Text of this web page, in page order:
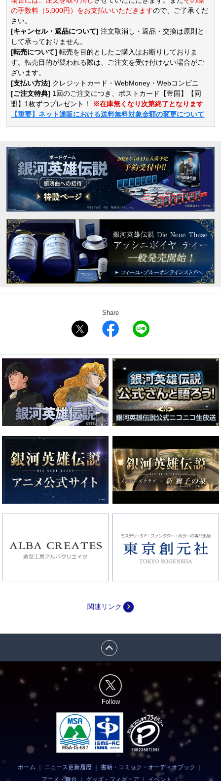
の手数料（5,000円）をお支払いいただきますので、ご了承くだ
さい。
[キャンセル・返品について] 注文取消し・返品・交換は原則と
して承っておりません。
[転売について] 転売を目的としたご購入はお断りしておりま
す。転売目的が疑われる際は、ご注文を受け付けない場合がご
ざいます。
[支払い方法] クレジットカード・WebMoney・Webコンビニ
[ご注文特典] 1回のご注文につき、ポストカード【帝国】【同
盟】1枚ずつプレゼント！ ※在庫無くなり次第終了となります
【重要】ネット通販における送料無料対象金額の変更について
Share
関連リンク navigate_next
expand_less
Follow
ホーム ｜ ニュース更新履歴 ｜書籍・コミック・オーディオブック
｜
アニメ・舞台
｜ グッズ・フィギュア ｜ イベント ｜